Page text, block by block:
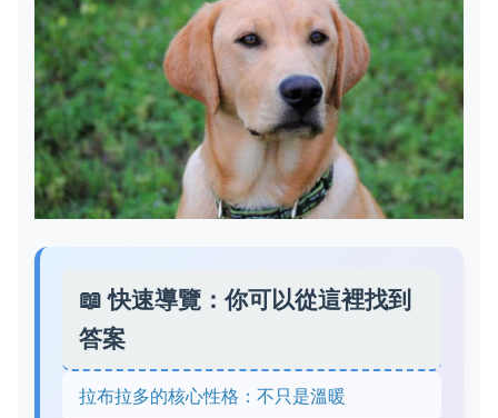
📖 快速導覽：你可以從這裡找到
答案
拉布拉多的核心性格：不只是溫暖